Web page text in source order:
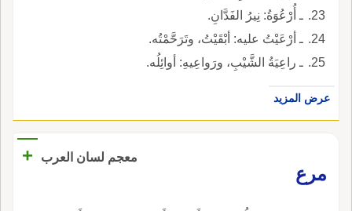
ـ أُرْعُوَةُ: نِيرُ الفَدَّانِ.
ـ أرْعَيْتُ عليه: أبْقَيْتُ، وتَرَحَّمْتُه.
ـ راعِيَةُ الشَّيْبِ، ورَواعِيهِ: أوائِلُه.
عرض المزيد
معجم لسان العرب
+
مرع